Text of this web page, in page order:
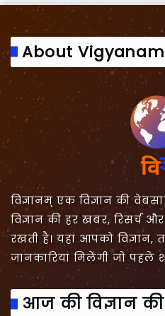
About Vigyanam
विज्ञानम् एक विज्ञान की
विज्ञान की हर खबर,
रखती है। यहां आपको
जानकारियां मिलेंगी जो पहले
आज की विज्ञान